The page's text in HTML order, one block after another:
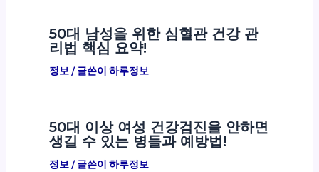
50대 남성을 위한 심혈관 건강 관
리법 핵심 요약!
정보/ 글쓴이 하루정보
50대 이상 여성 건강검진을 안하면
생길 수 있는 병들과 예방법!
정보/ 글쓴이 하루정보